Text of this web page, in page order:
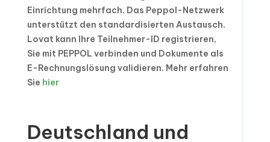
Einrichtung mehrfach. Das Peppol-Netzwerk
unterstützt den standardisierten Austausch.
Lovat kann Ihre Teilnehmer-ID registrieren,
Sie mit PEPPOL verbinden und Dokumente als
E-Rechnungslösung validieren. Mehr erfahren
Sie hier
Deutschland und